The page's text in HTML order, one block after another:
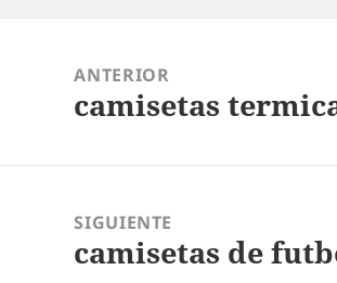
entradas
ANTERIOR
Entrada
camisetas
SIGUIENTE
Entrada
camisetas de